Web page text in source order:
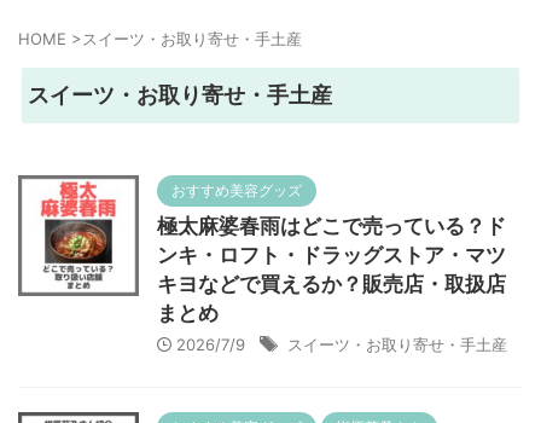
HOME >スイーツ・お取り寄せ・手土産
スイーツ・お取り寄せ・手土産
おすすめ美容グッズ
極太麻婆春雨はどこで売っている？ド
ンキ・ロフト・ドラッグストア・マツ
キヨなどで買えるか？販売店・取扱店
まとめ
2026/7/9 スイーツ・お取り寄せ・手土産